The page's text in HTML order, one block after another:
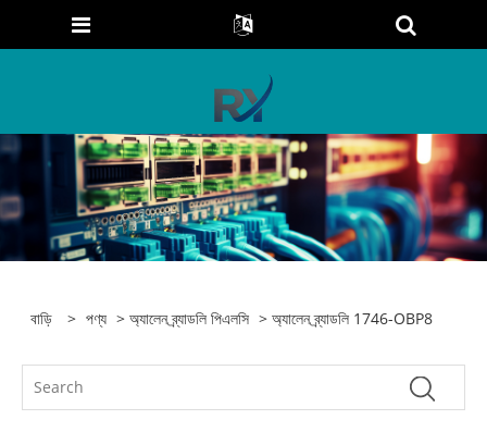
বাড়ি > পণ্য >অ্যালেন ব্র্যাডলি পিএলসি > অ্যালেন ব্র্যাডলি 1746-OBP8